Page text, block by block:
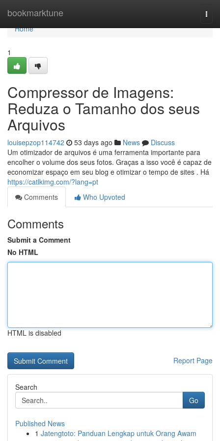
bookmarktune
Home
Home
1
Compressor de Imagens:
Reduza o Tamanho dos seus
Arquivos
louisepzop114742 53 days ago News
Discuss
Um otimizador de arquivos é uma ferramenta importante para
encolher o volume dos seus fotos. Graças a isso você é capaz de
economizar espaço em seu blog e otimizar o tempo de sites . Há
https://catlkimg.com/?lang=pt
Comments
Who Upvoted
Comments
Submit a Comment
No HTML
HTML is disabled
Report Page
Search
Go
Published News
1 Jatengtoto: Panduan Lengkap untuk Orang Awam